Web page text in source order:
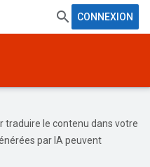
CONNEXION
traduire le contenu dans votre
par IA peuvent